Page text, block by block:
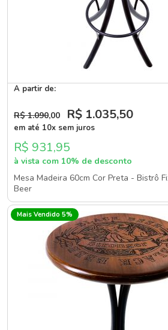
A partir de:
R$ 1.090,00 R$ 1.035,50
em até 10x sem juros
R$ 931,95
à vista com 10% de desconto
Mesa Madeira 60cm Cor Preta - Bistrô
Beer
Mais Vendido 5%